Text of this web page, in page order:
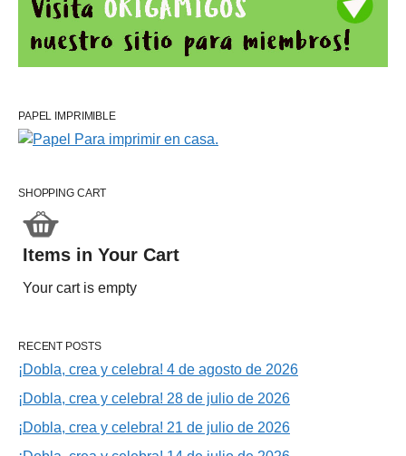
PAPEL IMPRIMIBLE
SHOPPING CART
Items in Your Cart
Your cart is empty
RECENT POSTS
¡Dobla, crea y celebra! 4 de agosto de 2026
¡Dobla, crea y celebra! 28 de julio de 2026
¡Dobla, crea y celebra! 21 de julio de 2026